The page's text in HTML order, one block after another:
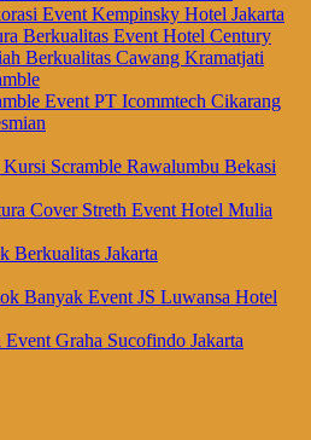
Event Kempinsky Hotel Jakarta
Berkualitas Event Hotel Century
Berkualitas Cawang Kramatjati
Event PT Icommtech Cikarang
Kursi Scramble Rawalumbu Bekasi
Cover Streth Event Hotel Mulia
Berkualitas Jakarta
Banyak Event JS Luwansa Hotel
Graha Sucofindo Jakarta